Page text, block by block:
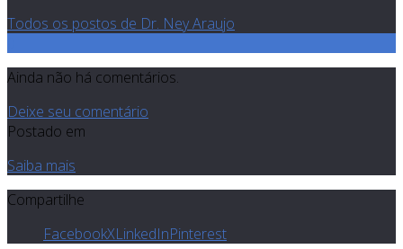
Todos os postos de Dr. Ney Araujo
Ainda não há comentários.
Deixe seu comentário
Postado em
Saiba mais
Compartilhe
FacebookXLinkedInPinterest